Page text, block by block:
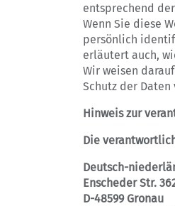
entsprechend
Wenn Sie diese
persönlich
erläutert auch,
Wir weisen
Schutz der
Hinweis zur
Die
Deutsch-
Enscheder Str.
D-48599 Gronau